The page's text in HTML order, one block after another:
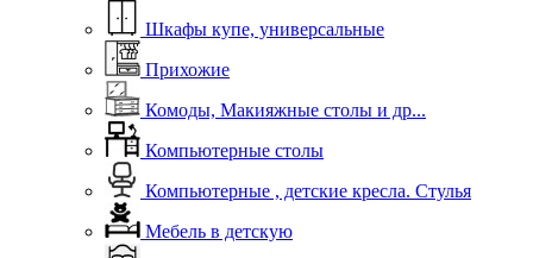
Шкафы купе, универсальные
Прихожие
Комоды, Макияжные столы и др...
Компьютерные столы
Компьютерные , детские кресла. Стулья
Мебель в детскую